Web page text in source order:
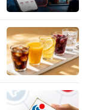
于季节性流
于中等水平。
已经减缓，随
本月中下旬流